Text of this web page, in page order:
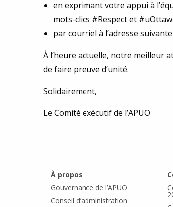
en exprimant votre appui à
mots-clics #Respect et
par courriel à l’adresse
À l’heure actuelle, notre meilleur
de faire preuve d’unité.
Solidairement,
Le Comité exécutif de l’APUO
À propos
Gouvernance de l’APUO
Conseil d’administration